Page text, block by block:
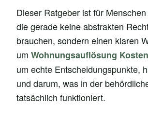
Dieser Ratgeber ist für
die gerade keine abstrakten
brauchen, sondern einen klaren
um Wohnungsauflösung
um echte Entscheidungspunkte,
und darum, was in der
tatsächlich funktioniert.